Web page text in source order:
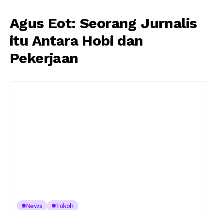
Agus Eot: Seorang Jurnalis
itu Antara Hobi dan
Pekerjaan
News Tokoh